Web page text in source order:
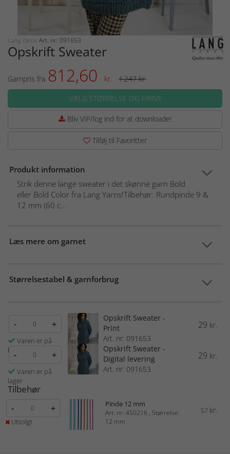
Lang Yarns Art. nr: 091653
Opskrift Sweater
Garnpris fra 812,60 kr.
1.247 kr.
VÆLG STØRRELSE OG FARVE
Bliv VIP/log ind for at downloade!
Tilføj til Favoritter
Produkt information
Strik denne lange sweater i det skønne garn Bold
eller Bold Color fra Lang Yarns!Tilbehør: Rundpinde 9 &
12 mm (60 c...
Læs mere om garnet
Størrelsestabel & garnforbrug
- +
Varen er på
lager
Opskrift Sweater -
Print
Art. nr: 091653
29 kr.
- +
Varen er på
lager
Opskrift Sweater -
Digital levering
Art. nr: 091653
29 kr.
Tilbehør
- +
Utsolgt
Pinde 12 mm
Art. nr: 450216 , Størrelse:
12 mm
57 kr.